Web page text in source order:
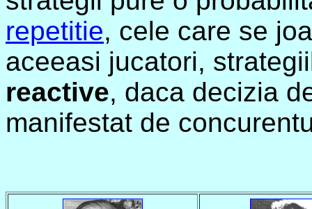
repetitie, cele care se
aceeasi jucatori,
reactive, daca decizia
manifestat de